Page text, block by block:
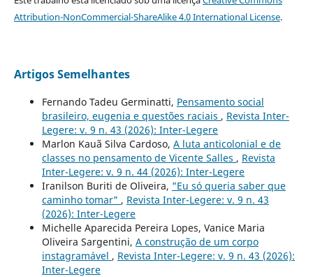
Attribution-NonCommercial-ShareAlike 4.0 International License.
Artigos Semelhantes
Fernando Tadeu Germinatti, Pensamento social
brasileiro, eugenia e questões raciais , Revista Inter-
Legere: v. 9 n. 43 (2026): Inter-Legere
Marlon Kauã Silva Cardoso, A luta anticolonial e de
classes no pensamento de Vicente Salles , Revista
Inter-Legere: v. 9 n. 44 (2026): Inter-Legere
Iranilson Buriti de Oliveira, "Eu só queria saber que
caminho tomar" , Revista Inter-Legere: v. 9 n. 43
(2026): Inter-Legere
Michelle Aparecida Pereira Lopes, Vanice Maria
Oliveira Sargentini, A construção de um corpo
instagramável , Revista Inter-Legere: v. 9 n. 43 (2026):
Inter-Legere